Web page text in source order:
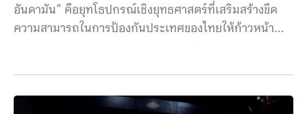
อันดามัน” คือยุทโธปกรณ์เชิงยุทธศาสตร์ที่เสริมสร้างขีด
ความสามารถในการป้องกันประเทศของไทยให้ก้าวหน้า
ประจำการอยู่ที่ฝูงบิน 701 กองบิน 7 จังหวัดสุราษฎร์ธานี